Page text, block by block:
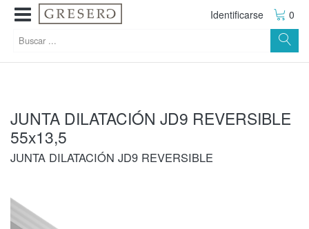
Identificarse 0
JUNTA DILATACIÓN JD9 REVERSIBLE
55x13,5
JUNTA DILATACIÓN JD9 REVERSIBLE